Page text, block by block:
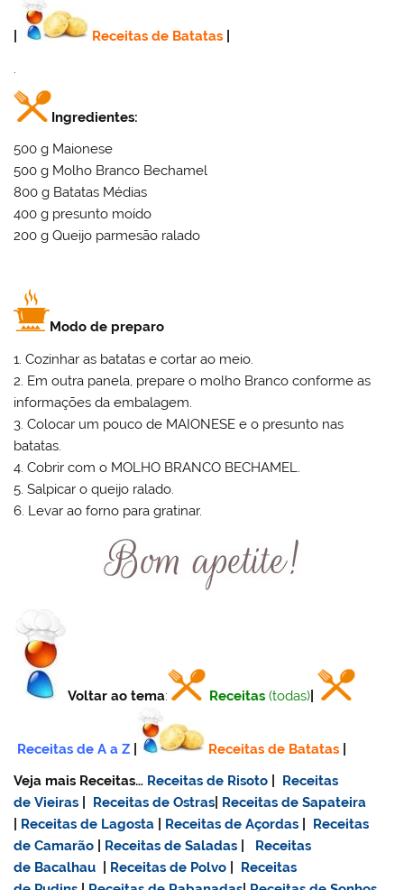
Receitas de Batatas
Ingredientes:
500 g Maionese
500 g Molho Branco Bechamel
800 g Batatas Médias
400 g presunto moído
200 g Queijo parmesão ralado
Modo de preparo
1. Cozinhar as batatas e cortar ao meio.
2. Em outra panela, prepare o molho Branco conforme as
informações da embalagem.
3. Colocar um pouco de MAIONESE e o presunto nas
batatas.
4. Cobrir com o MOLHO BRANCO BECHAMEL.
5. Salpicar o queijo ralado.
6. Levar ao forno para gratinar.
Voltar ao tema: Receitas (todas)
Receitas de A a Z Receitas de Batatas
Veja mais Receitas… Receitas de Risoto
Receitas
de Vieiras
Receitas de Ostras Receitas de Sapateira
Receitas de Lagosta Receitas de Açordas
Receitas
de Camarão
Receitas de Saladas
Receitas
de Bacalhau
Receitas de Polvo
Receitas